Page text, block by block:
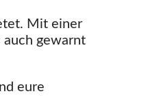
Mit einer
auch gewarnt
eure